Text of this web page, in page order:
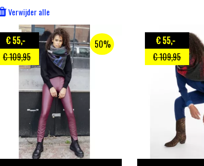
Verwijder alle
€ 55,-
€ 109,95
50% € 55,-
€ 109,95